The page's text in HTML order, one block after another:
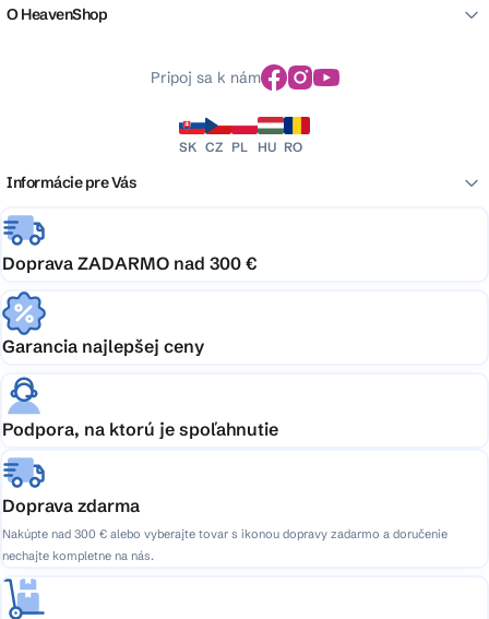
O HeavenShop
Pripoj sa k nám
SK CZ PL HU RO
Informácie pre Vás
Doprava ZADARMO nad 300 €
Garancia najlepšej ceny
Podpora, na ktorú je spoľahnutie
Doprava zdarma
Nakúpte nad 300 € alebo vyberajte tovar s ikonou dopravy zadarmo a doručenie
nechajte kompletne na nás.